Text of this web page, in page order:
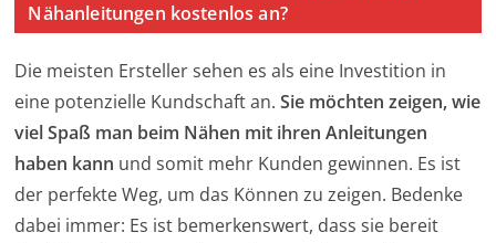
Nähanleitungen kostenlos an?
Die meisten Ersteller sehen es als eine Investition in
eine potenzielle Kundschaft an.Sie möchten zeigen, wie
viel Spaß man beim Nähen mit ihren Anleitungen
haben kann und somit mehr Kunden gewinnen. Es ist
der perfekte Weg, um das Können zu zeigen. Bedenke
dabei immer: Es ist bemerkenswert, dass sie bereit